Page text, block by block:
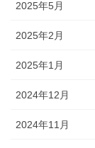
2025年5月
2025年2月
2025年1月
2024年12月
2024年11月